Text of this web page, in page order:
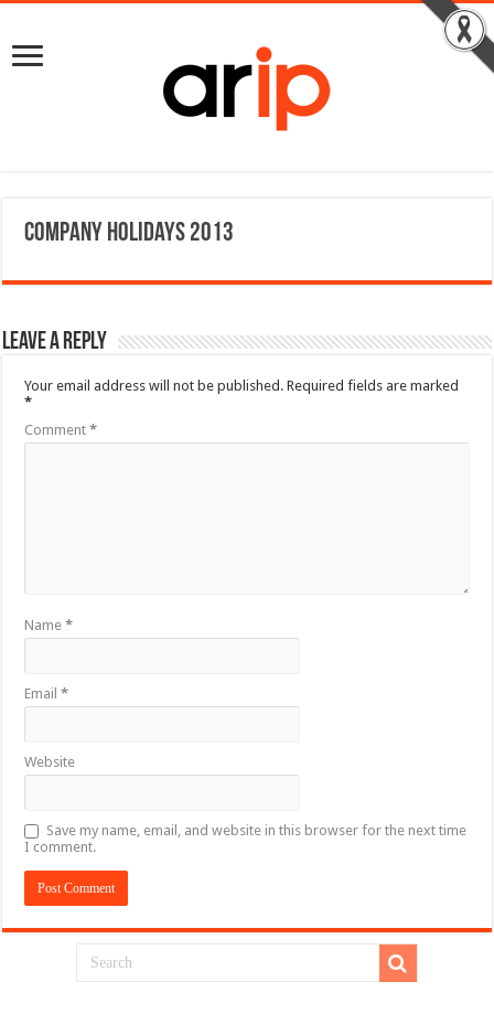
Company holidays 2013
Leave a Reply
Your email address will not be published. Required fields are marked
*
Comment*
Name*
Email*
Website
Save my name, email, and website in this browser for the next time
I comment.